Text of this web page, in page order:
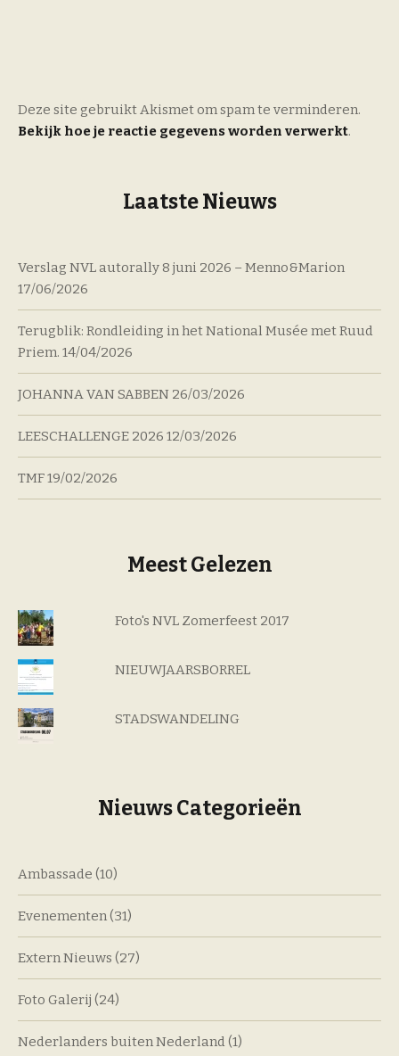
Deze site gebruikt Akismet om spam te verminderen.
Bekijk hoe je reactie gegevens worden verwerkt.
Laatste Nieuws
Verslag NVL autorally 8 juni 2026 – Menno&Marion
17/06/2026
Terugblik: Rondleiding in het National Musée met Ruud
Priem. 14/04/2026
JOHANNA VAN SABBEN 26/03/2026
LEESCHALLENGE 2026 12/03/2026
TMF19/02/2026
Meest Gelezen
Foto's NVL Zomerfeest 2017
NIEUWJAARSBORREL
STADSWANDELING
Nieuws Categorieën
Ambassade (10)
Evenementen(31)
Extern Nieuws (27)
Foto Galerij (24)
Nederlanders buiten Nederland (1)